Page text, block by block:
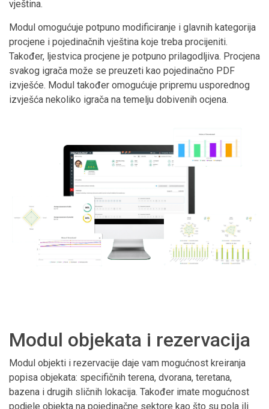
vještina.
Modul omogućuje potpuno modificiranje i glavnih kategorija
procjene i pojedinačnih vještina koje treba procijeniti.
Također, ljestvica procjene je potpuno prilagodljiva. Procjena
svakog igrača može se preuzeti kao pojedinačno PDF
izvješće. Modul također omogućuje pripremu usporednog
izvješća nekoliko igrača na temelju dobivenih ocjena.
Modul objekata i rezervacija
Modul objekti i rezervacije daje vam mogućnost kreiranja
popisa objekata: specifičnih terena, dvorana, teretana,
bazena i drugih sličnih lokacija. Također imate mogućnost
podjele objekta na pojedinačne sektore kao što su pola ili